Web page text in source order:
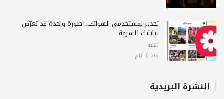
تحذير لمستخدمي الهواتف.. صورة واحدة قد تعرّض
بياناتك للسرقة
تقنية
منذ 6 أيام
النشرة البريدية